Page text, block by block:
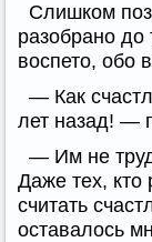
Слишком
разобрано до
воспето, обо
— Как
лет назад! —
— Им не
Даже тех, кто
считать
оставалось